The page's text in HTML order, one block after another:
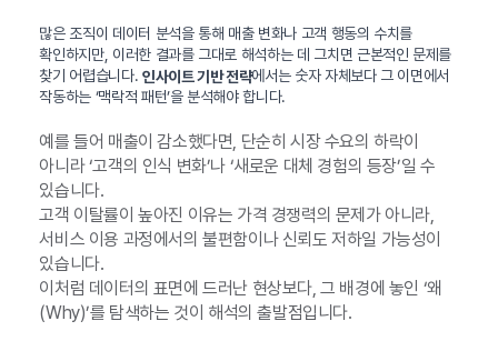
많은 조직이 데이터 분석을 통해 매출 변화나 고객 행동의 수치를
확인하지만, 이러한 결과를 그대로 해석하는 데 그치면 근본적인 문제를
찾기 어렵습니다. 인사이트 기반 전략에서는 숫자 자체보다 그 이면에서
작동하는 ‘맥락적 패턴’을 분석해야 합니다.
예를 들어 매출이 감소했다면, 단순히 시장 수요의 하락이
아니라 ‘고객의 인식 변화’나 ‘새로운 대체 경험의 등장’일 수
있습니다.
고객 이탈률이 높아진 이유는 가격 경쟁력의 문제가 아니라,
서비스 이용 과정에서의 불편함이나 신뢰도 저하일 가능성이
있습니다.
이처럼 데이터의 표면에 드러난 현상보다, 그 배경에 놓인 ‘왜
(Why)’를 탐색하는 것이 해석의 출발점입니다.